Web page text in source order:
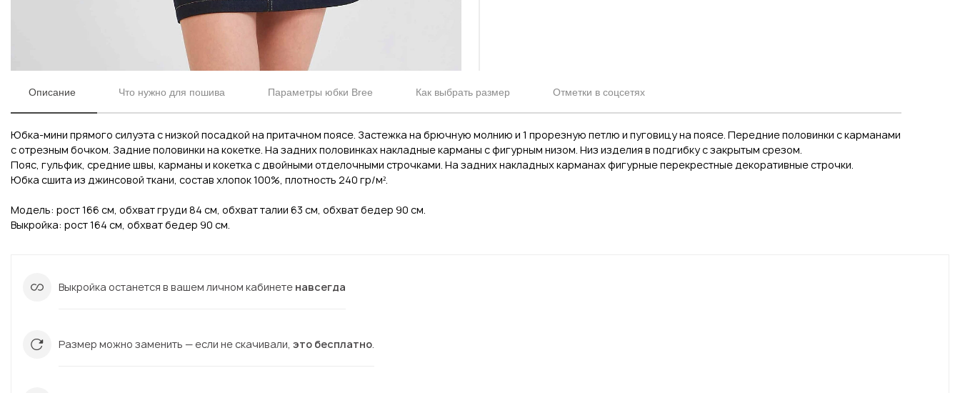
Описание Что нужно для пошива Параметры юбки Bree Как выбрать размер Отметки в соцсетях
Юбка-мини прямого силуэта с низкой посадкой на притачном поясе. Застежка на брючную молнию и 1 прорезную петлю и пуговицу на поясе. Передние половинки с карманами
с отрезным бочком. Задние половинки на кокетке. На задних половинках накладные карманы с фигурным низом. Низ изделия в подгибку с закрытым срезом.
Пояс, гульфик, средние швы, карманы и кокетка с двойными отделочными строчками. На задних накладных карманах фигурные перекрестные декоративные строчки.
Юбка сшита из джинсовой ткани, состав хлопок 100%, плотность 240 гр/м².
Модель: рост 166 см, обхват груди 84 см, обхват талии 63 см, обхват бедер 90 см.
Выкройка: рост 164 см, обхват бедер 90 см.
Вконтакте Инстаграм
Выкройка останется в вашем личном кабинете навсегда
Размер можно заменить — если не скачивали, это бесплатно